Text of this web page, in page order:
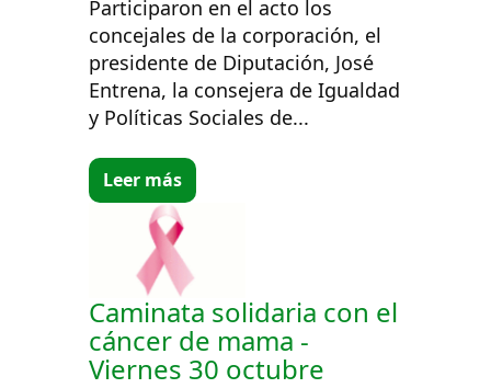
Participaron en el acto los
concejales de la corporación, el
presidente de Diputación, José
Entrena, la consejera de Igualdad
y Políticas Sociales de...
Leer más
Caminata solidaria con el
cáncer de mama -
Viernes 30 octubre